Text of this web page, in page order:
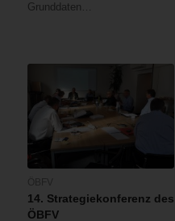
Grunddaten…
14. Strategiekonferenz des
ÖBFV